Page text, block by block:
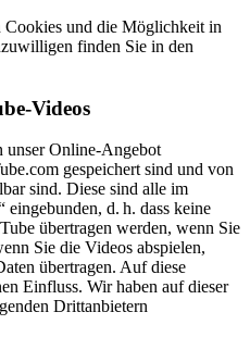
Cookies und die Möglichkeit in
finden Sie in den
Videos
unser Online-Angebot
gespeichert sind und von
sind. Diese sind alle im
eingebunden, d. h. dass keine
übertragen werden, wenn Sie
Sie die Videos abspielen,
übertragen. Auf diese
Einfluss. Wir haben auf dieser
Drittanbietern